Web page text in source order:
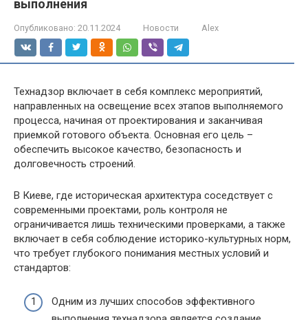
выполнения
Опубликовано: 20.11.2024 Новости Alex
Технадзор включает в себя комплекс мероприятий,
направленных на освещение всех этапов выполняемого
процесса, начиная от проектирования и заканчивая
приемкой готового объекта. Основная его цель –
обеспечить высокое качество, безопасность и
долговечность строений.
В Киеве, где историческая архитектура соседствует с
современными проектами, роль контроля не
ограничивается лишь техническими проверками, а также
включает в себя соблюдение историко-культурных норм,
что требует глубокого понимания местных условий и
стандартов:
Одним из лучших способов эффективного